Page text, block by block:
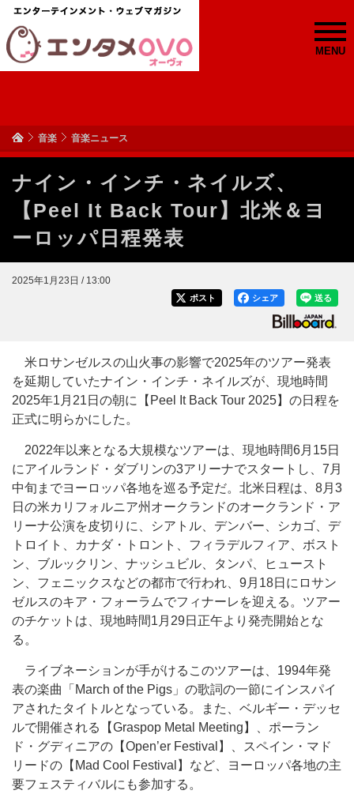
MENU
音楽 音楽ニュース
ナイン・インチ・ネイルズ、
【Peel It Back Tour】北米＆ヨ
ーロッパ日程発表
2025年1月23日 / 13:00
送る
シェア
ポスト
米ロサンゼルスの山火事の影響で2025年のツアー発表
を延期していたナイン・インチ・ネイルズが、現地時間
2025年1月21日の朝に【Peel It Back Tour 2025】の日程を
正式に明らかにした。
2022年以来となる大規模なツアーは、現地時間6月15日
にアイルランド・ダブリンの3アリーナでスタートし、7月
中旬までヨーロッパ各地を巡る予定だ。北米日程は、8月3
日の米カリフォルニア州オークランドのオークランド・ア
リーナ公演を皮切りに、シアトル、デンバー、シカゴ、デ
トロイト、カナダ・トロント、フィラデルフィア、ボスト
ン、ブルックリン、ナッシュビル、タンパ、ヒュースト
ン、フェニックスなどの都市で行われ、9月18日にロサン
ゼルスのキア・フォーラムでフィナーレを迎える。ツアー
のチケットは、現地時間1月29日正午より発売開始とな
る。
ライブネーションが手がけるこのツアーは、1994年発
表の楽曲「March of the Pigs」の歌詞の一節にインスパイ
アされたタイトルとなっている。また、ベルギー・デッセ
ルで開催される【Graspop Metal Meeting】、ポーラン
ド・グディニアの【Open’er Festival】、スペイン・マド
リードの【Mad Cool Festival】など、ヨーロッパ各地の主
要フェスティバルにも参加する。